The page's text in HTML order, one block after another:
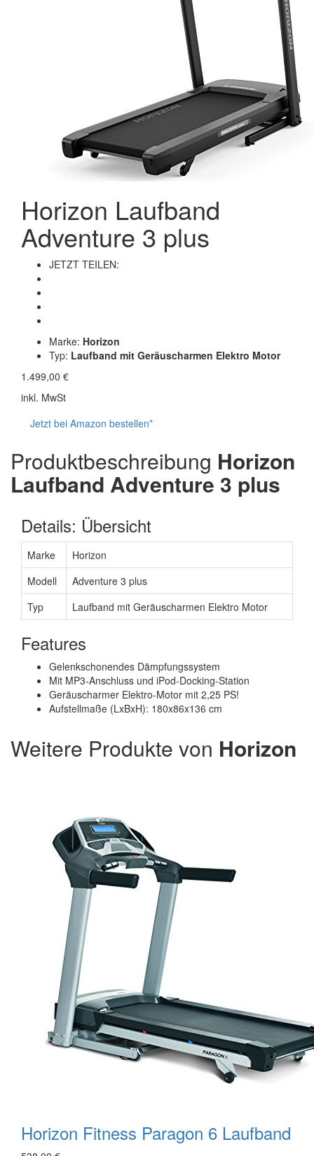
Horizon Laufband
Adventure 3 plus
JETZT TEILEN:
Marke: Horizon
Typ: Laufband mit Geräuscharmen Elektro Motor
1.499,00 €
inkl. MwSt
Jetzt bei Amazon bestellen*
Produktbeschreibung Horizon
Laufband Adventure 3 plus
Details: Übersicht
Marke
Horizon
Modell
Adventure 3 plus
Typ
Laufband mit Geräuscharmen Elektro Motor
Features
Gelenkschonendes Dämpfungssystem
Mit MP3-Anschluss und iPod-Docking-Station
Geräuscharmer Elektro-Motor mit 2,25 PS!
Aufstellmaße (LxBxH): 180x86x136 cm
Weitere Produkte von Horizon
Horizon Fitness Paragon 6 Laufband